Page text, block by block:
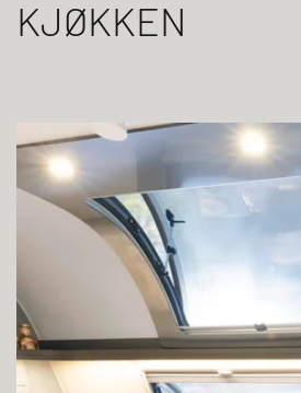
KJØKKEN